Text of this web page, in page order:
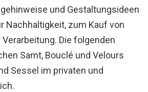
und Gestaltungsideen
Nachhaltigkeit, zum Kauf von
Die folgenden
Samt, Bouclé und Velours
Sessel im privaten und